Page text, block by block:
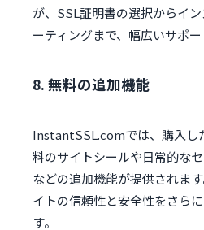
が、SSL証明書の選択からイ
ーティングまで、幅広いサポー
8. 無料の追加機能
InstantSSL.comでは、購入し
料のサイトシールや日常的な
などの追加機能が提供されま
イトの信頼性と安全性をさら
す。